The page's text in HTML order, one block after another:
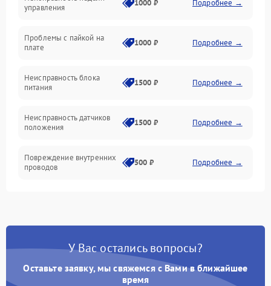
управления
1000 ₽ Подробнее →
Проблемы с пайкой на
плате
1000 ₽ Подробнее →
Неисправность блока
питания
1500 ₽ Подробнее →
Неисправность датчиков
положения
1500 ₽ Подробнее →
Повреждение внутренних
проводов
500 ₽ Подробнее →
У Вас остались вопросы?
Оставьте заявку, мы свяжемся с Вами в ближайшее
время